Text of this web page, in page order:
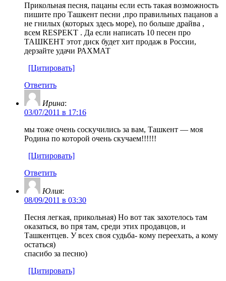
Прикольная песня, пацаны если есть такая возможность
пишите про Ташкент песни ,про правильных пацанов а
не гнилых (которых здесь море), по больше драйва ,
всем RESPEKT . Да если написать 10 песен про
ТАШКЕНТ этот диск будет хит продаж в России,
дерзайте удачи РАХМАТ
[Цитировать]
Ответить
Ирина:
03/07/2011 в 17:16
мы тоже очень соскучились за вам, Ташкент — моя
Родина по которой очень скучаем!!!!!!
[Цитировать]
Ответить
Юлия:
08/09/2011 в 03:30
Песня легкая, прикольная) Но вот так захотелось там
оказаться, во пря там, среди этих продавцов, и
Ташкентцев. У всех своя судьба- кому переехать, а кому
остаться)
спасибо за песню)
[Цитировать]